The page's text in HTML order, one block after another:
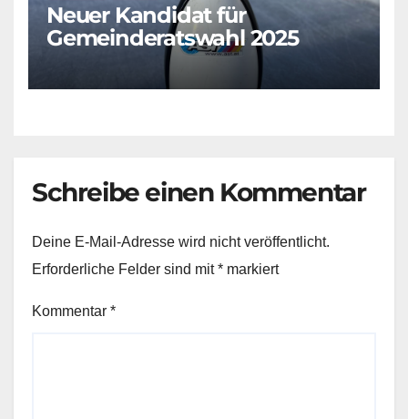
Neuer Kandidat für
Gemeinderatswahl 2025
Schreibe einen Kommentar
Deine E-Mail-Adresse wird nicht veröffentlicht.
Erforderliche Felder sind mit* markiert
Kommentar *